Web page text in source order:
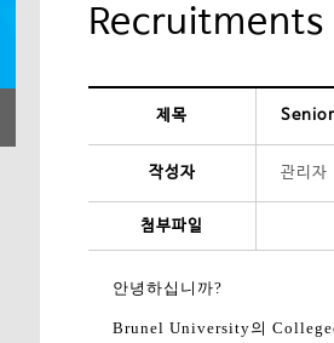
Recruitments
제목
작성자 관리자
첨부파일
안녕하십니까?
Brunel University의